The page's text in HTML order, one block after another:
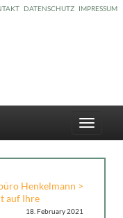
IMPRESSUM
DATENSCHUTZ
Toggle
Henkelmann >
auf Ihre
18. February 2021